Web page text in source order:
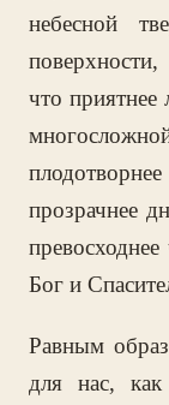
небесной
что приятнее
прозрачнее
Бог и
Равным
для нас,